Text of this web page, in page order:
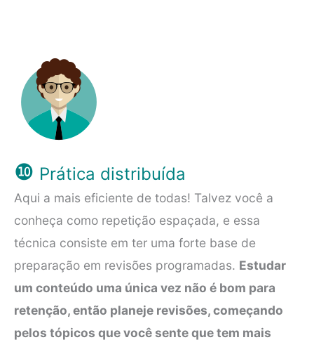
❿ Prática distribuída
Aqui a mais eficiente de todas! Talvez você a
conheça como repetição espaçada, e essa
técnica consiste em ter uma forte base de
preparação em revisões programadas. Estudar
um conteúdo uma única vez não é bom para
retenção, então planeje revisões, começando
pelos tópicos que você sente que tem mais